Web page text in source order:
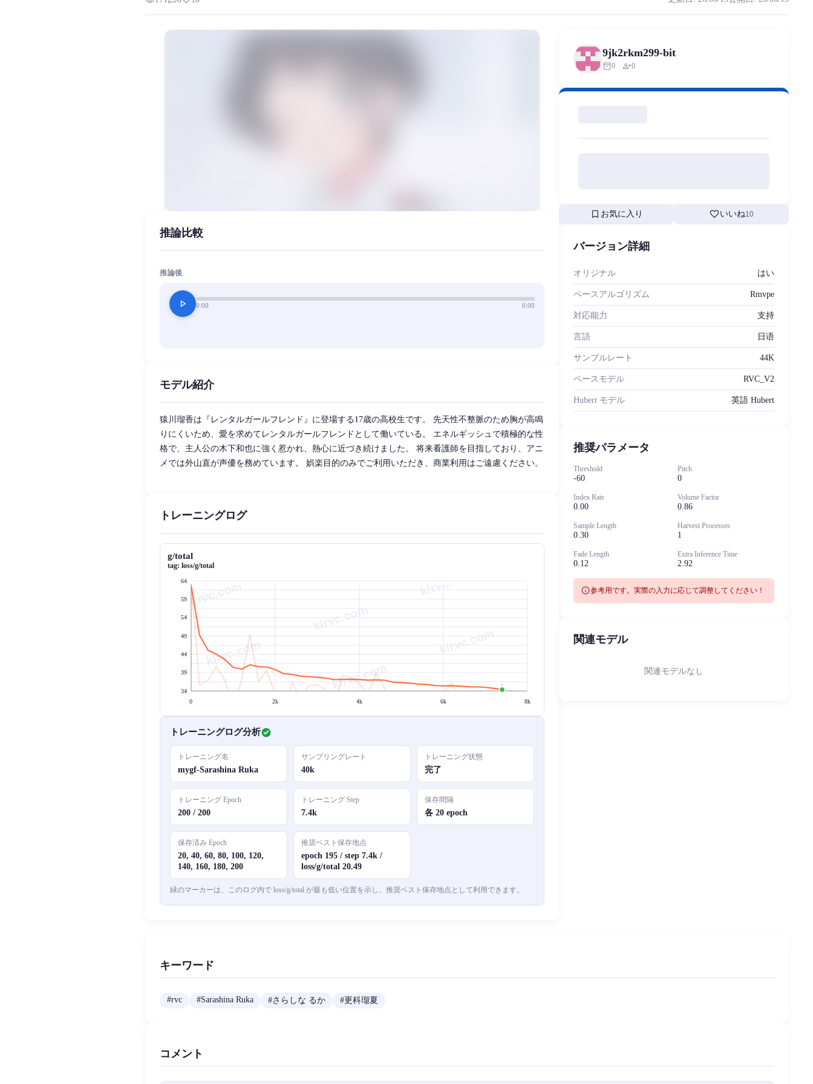
猿川瑠香は『レンタルガールフレンド』に登場する17歳の高校生です。 先天性不整脈のため胸が高鳴りにくいため、愛を求めてレンタルガールフレンド
推論比較
推論後
play_arrow 0:00 0:00
モデル紹介
猿川瑠香は『レンタルガールフレンド』に登場する17歳の高校生です。 先天性不整脈のため胸が高鳴
りにくいため、愛を求めてレンタルガールフレンドとして働いている。 エネルギッシュで積極的な性
格で、主人公の木下和也に強く惹かれ、熱心に近づき続けました。 将来看護師を目指しており、アニ
メでは外山直が声優を務めています。 娯楽目的のみでご利用いただき、商業利用はご遠慮ください。
トレーニングログ
g/total
tag: loss/g/total
klrvc.com
34
39
44
49
54
59
64
0 2k 4k 6k 8k
トレーニングログ分析
トレーニング名
mygf-Sarashina Ruka
サンプリングレート
40k
トレーニング状態
完了
トレーニング Epoch
200 / 200
トレーニング Step
7.4k
保存間隔
各 20 epoch
保存済み Epoch
20, 40, 60, 80, 100, 120,
140, 160, 180, 200
推奨ベスト保存地点
epoch 195 / step 7.4k /
loss/g/total 20.49
緑のマーカーは、このログ内で loss/g/total が最も低い位置を示し、推奨ベスト保存地点として利用できます。
9jk2rkm299-bit
inventory_20 person_add0
bookmark お気に入り favoriteいいね10
バージョン詳細
オリジナル はい
ベースアルゴリズム Rmvpe
対応能力 支持
言語 日语
サンプルレート 44K
ベースモデル RVC_V2
Hubert モデル 英語 Hubert
推奨パラメータ
Threshold
-60
Pitch
0
Index Rate
0.00
Volume Factor
0.86
Sample Length
0.30
Harvest Processes
1
Fade Length
0.12
Extra Inference Time
2.92
info参考用です。実際の入力に応じて調整してください！
関連モデル
関連モデルなし
キーワード
#rvc #Sarashina Ruka #さらしな るか #更科瑠夏
コメント